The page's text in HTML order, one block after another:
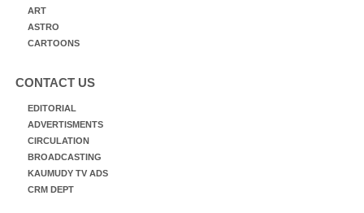
ART
ASTRO
CARTOONS
CONTACT US
EDITORIAL
ADVERTISMENTS
CIRCULATION
BROADCASTING
KAUMUDY TV ADS
CRM DEPT